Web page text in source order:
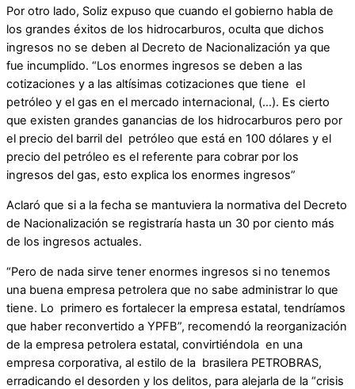
Por otro lado, Soliz expuso que cuando el gobierno habla de
los grandes éxitos de los hidrocarburos, oculta que dichos
ingresos no se deben al Decreto de Nacionalización ya que
fue incumplido. “Los enormes ingresos se deben a las
cotizaciones y a las altísimas cotizaciones que tiene el
petróleo y el gas en el mercado internacional, (…). Es cierto
que existen grandes ganancias de los hidrocarburos pero por
el precio del barril del petróleo que está en 100 dólares y el
precio del petróleo es el referente para cobrar por los
ingresos del gas, esto explica los enormes ingresos”
Aclaró que si a la fecha se mantuviera la normativa del Decreto
de Nacionalización se registraría hasta un 30 por ciento más
de los ingresos actuales.
“Pero de nada sirve tener enormes ingresos si no tenemos
una buena empresa petrolera que no sabe administrar lo que
tiene. Lo primero es fortalecer la empresa estatal, tendríamos
que haber reconvertido a YPFB”, recomendó la reorganización
de la empresa petrolera estatal, convirtiéndola en una
empresa corporativa, al estilo de la brasilera PETROBRAS,
erradicando el desorden y los delitos, para alejarla de la “crisis